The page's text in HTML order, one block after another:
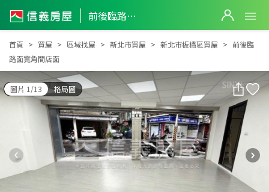
前後臨路面寬角間店面
前後臨路面寬角間店面
首頁 買屋 區域找屋 新北市買屋 新北市板橋區買屋
前後臨
路面寬角間店面
圖片 1/13 格局圖